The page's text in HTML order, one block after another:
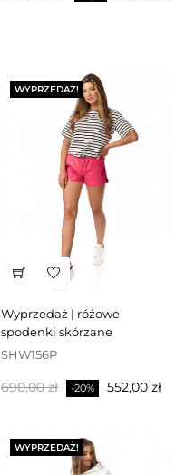
WYPRZEDAŻ!
wyprzedaż | różowe
spodenki skórzane
SHW156P
Cena
690,00 zł -20% Cena
552,00 zł
WYPRZEDAŻ!